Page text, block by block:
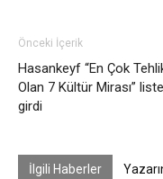
Önceki İçerik
Hasankeyf “En Çok
Olan 7 Kültür Mirası”
girdi
İlgili Haberler